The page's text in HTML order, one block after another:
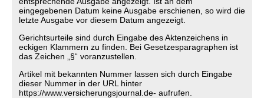
eingegebenen Datum keine Ausgabe erschienen, so wird die
letzte Ausgabe vor diesem Datum angezeigt.
Gerichtsurteile sind durch Eingabe des Aktenzeichens in
eckigen Klammern zu finden. Bei Gesetzesparagraphen ist
das Zeichen „§“ voranzustellen.
Artikel mit bekannten Nummer lassen sich durch Eingabe
dieser Nummer in der URL hinter
https://www.versicherungsjournal.de- aufrufen.